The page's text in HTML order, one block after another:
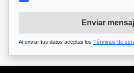
Enviar
Al enviar tus datos aceptas los Términos de